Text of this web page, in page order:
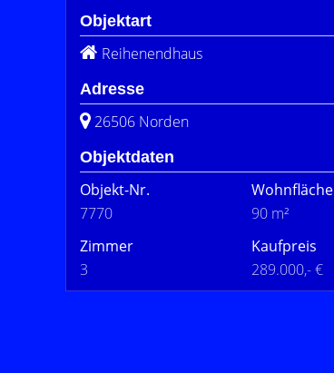
Objektart
Reihenendhaus
Adresse
26506 Norden
Objektdaten
Objekt-Nr.
7770
Wohnfläche
90 m²
Zimmer
3
Kaufpreis
289.000,- €